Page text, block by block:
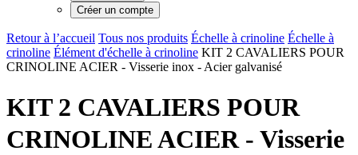
Créer un compte
Retour à l’accueil Tous nos produits Échelle à crinoline Échelle à
crinoline Élément d'échelle à crinoline KIT 2 CAVALIERS POUR
CRINOLINE ACIER - Visserie inox - Acier galvanisé
KIT 2 CAVALIERS POUR
CRINOLINE ACIER - Visserie